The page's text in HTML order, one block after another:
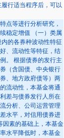
行适当程序后，可以
点等进行分析研究，
稳定增值 （一）类属
的各券种波动性特征
、流动性等特征，结
。 根据债券的发行主
（含国债、中央银行
、地方政府债等）两
流动性，本基金将通
差与债券发行人所在
分析、公司运营管理
水平，对信用债券进
因素的基础上，本基金
水平降低时，本基金